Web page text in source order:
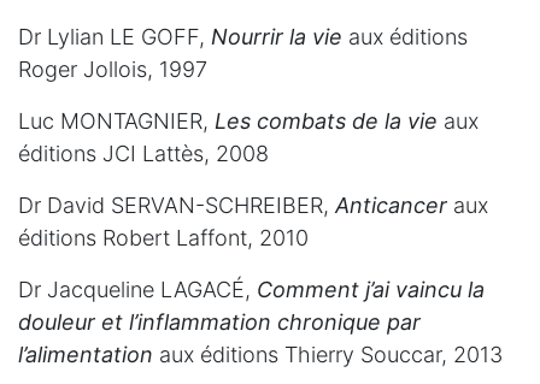
Dr Lylian LE GOFF, Nourrir la vie aux éditions
Roger Jollois, 1997
Luc MONTAGNIER, Les combats de la vie aux
éditions JCI Lattès, 2008
Dr David SERVAN-SCHREIBER, Anticancer aux
éditions Robert Laffont, 2010
Dr Jacqueline LAGACÉ, Comment j’ai vaincu la
douleur et l’inflammation chronique par
l’alimentation aux éditions Thierry Souccar, 2013